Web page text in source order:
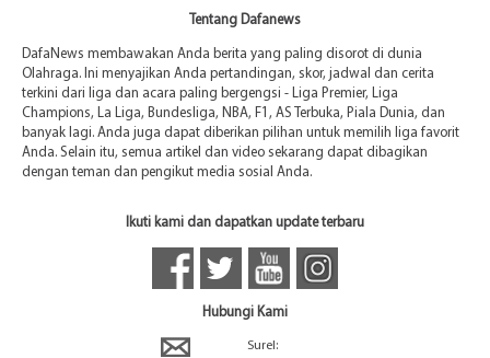
Tentang Dafanews
DafaNews membawakan Anda berita yang paling disorot di dunia
Olahraga. Ini menyajikan Anda pertandingan, skor, jadwal dan cerita
terkini dari liga dan acara paling bergengsi - Liga Premier, Liga
Champions, La Liga, Bundesliga, NBA, F1, AS Terbuka, Piala Dunia, dan
banyak lagi. Anda juga dapat diberikan pilihan untuk memilih liga favorit
Anda. Selain itu, semua artikel dan video sekarang dapat dibagikan
dengan teman dan pengikut media sosial Anda.
Ikuti kami dan dapatkan update terbaru
Hubungi Kami
Surel: